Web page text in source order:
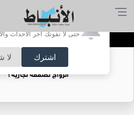
أترغب في تفعيل
حتى لا تفوتك آخر الأحداث
اشترك لا
الاتحاد
فتيات يستغللنه
الزواج لصفقة تجارية؟